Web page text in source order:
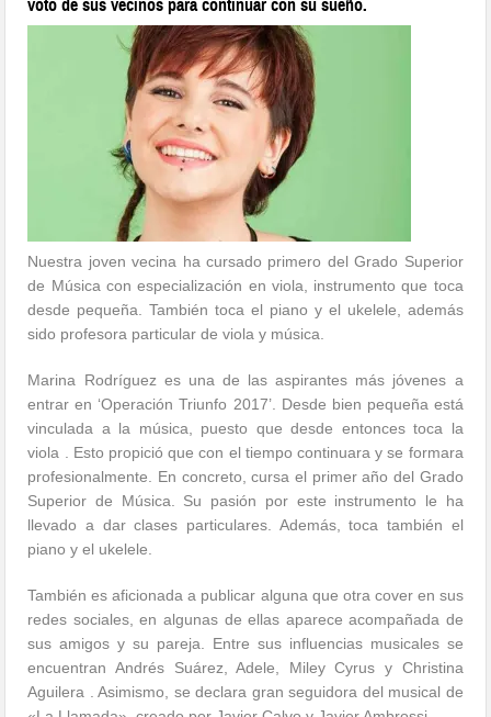
voto de sus vecinos para continuar con su sueño.
Nuestra joven vecina ha cursado primero del Grado Superior
de Música con especialización en viola, instrumento que toca
desde pequeña. También toca el piano y el ukelele, además
sido profesora particular de viola y música.
Marina Rodríguez es una de las aspirantes más jóvenes a
entrar en ‘Operación Triunfo 2017’. Desde bien pequeña está
vinculada a la música, puesto que desde entonces toca la
viola . Esto propició que con el tiempo continuara y se formara
profesionalmente. En concreto, cursa el primer año del Grado
Superior de Música. Su pasión por este instrumento le ha
llevado a dar clases particulares. Además, toca también el
piano y el ukelele.
También es aficionada a publicar alguna que otra cover en sus
redes sociales, en algunas de ellas aparece acompañada de
sus amigos y su pareja. Entre sus influencias musicales se
encuentran Andrés Suárez, Adele, Miley Cyrus y Christina
Aguilera . Asimismo, se declara gran seguidora del musical de